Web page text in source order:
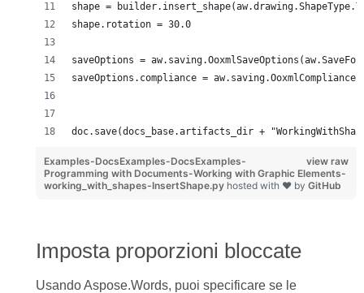
shape =
shape.rotation = 30.0
saveOptions =
saveOptions.compliance =
doc.save(docs_base.artifacts_dir +
view raw
Examples-DocsExamples-DocsExamples-
Programming with Documents-Working with Graphic Elements-
working_with_shapes-InsertShape.py hosted with ❤ by GitHub
Imposta proporzioni bloccate
Usando Aspose.Words, puoi specificare se le